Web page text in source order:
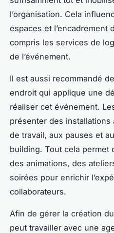
l’organisation. Cela
espaces et l’encadrement
compris les services de
de l’événement.
Il est aussi recommandé
endroit qui applique une
réaliser cet événement.
présenter des installations
de travail, aux pauses et
building. Tout cela permet
des animations, des
soirées pour enrichir
collaborateurs.
Afin de gérer la création
peut travailler avec une